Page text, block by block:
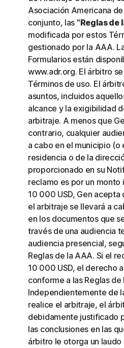
Asociación Americana
conjunto, las "Reglas de
modificada por estos
gestionado por la AAA.
Formularios están
www.adr.org. El árbitro
Términos de uso. El
asuntos, incluidos
alcance y la exigibilidad
arbitraje. A menos que
contrario, cualquier
a cabo en el municipio (o
residencia o de la
proporcionado en su
reclamo es por un monto
10 000 USD, Gen
el arbitraje se llevará a
en los documentos que
través de una audiencia
audiencia presencial,
Reglas de la AAA. Si el
10 000 USD, el derecho
conforme a las Reglas de
Independientemente de
realice el arbitraje, el
debidamente justificado
las conclusiones en las
árbitro le otorga un